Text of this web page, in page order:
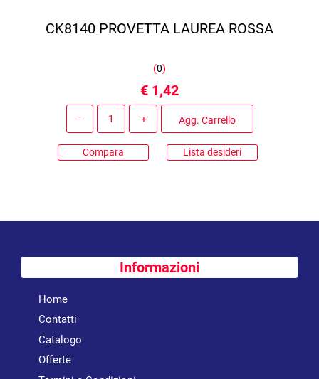
CK8140 PROVETTA LAUREA ROSSA
(0)
€ 1,42
Agg. Carrello
Compara Lista desideri
Informazioni
Home
Contatti
Catalogo
Offerte